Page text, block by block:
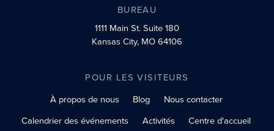
BUREAU
1111 Main St.Suite 180
Kansas City, MO 64106
POUR LES VISITEURS
À propos de nous
Blog
Nous contacter
Calendrier des événements
Activités Centre d'accueil